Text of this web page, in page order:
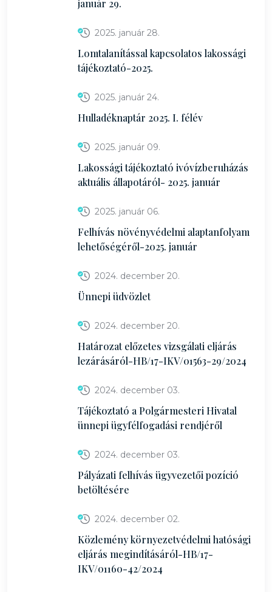
január 29.
2025. január 28.
Lomtalanítással kapcsolatos lakossági
tájékoztató-2025.
2025. január 24.
Hulladéknaptár 2025. I. félév
2025. január 09.
Lakossági tájékoztató ivóvízberuházás
aktuális állapotáról- 2025. január
2025. január 06.
Felhívás növényvédelmi alaptanfolyam
lehetőségéről-2025. január
2024. december 20.
Ünnepi üdvözlet
2024. december 20.
Határozat előzetes vizsgálati eljárás
lezárásáról-HB/17-IKV/01563-29/2024
2024. december 03.
Tájékoztató a Polgármesteri Hivatal
ünnepi ügyfélfogadási rendjéről
2024. december 03.
Pályázati felhívás ügyvezetői pozíció
betöltésére
2024. december 02.
Közlemény környezetvédelmi hatósági
eljárás megindításáról-HB/17-
IKV/01160-42/2024